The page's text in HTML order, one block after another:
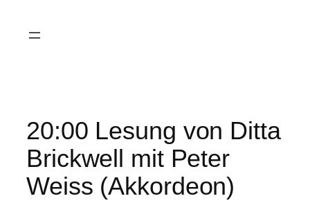
Inhalt
20:00 Lesung von Ditta
Brickwell mit Peter
Weiss (Akkordeon)